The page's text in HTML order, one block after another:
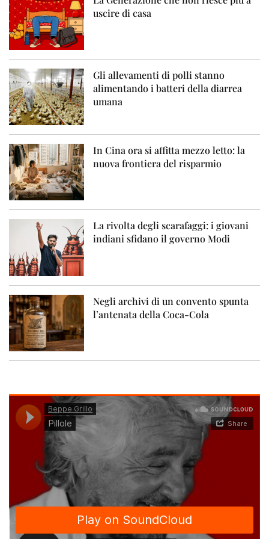
uscire di casa
Gli allevamenti di polli stanno
alimentando i batteri della diarrea
umana
In Cina ora si affitta mezzo letto: la
nuova frontiera del risparmio
La rivolta degli scarafaggi: i giovani
indiani sfidano il governo Modi
Negli archivi di un convento spunta
l’antenata della Coca-Cola